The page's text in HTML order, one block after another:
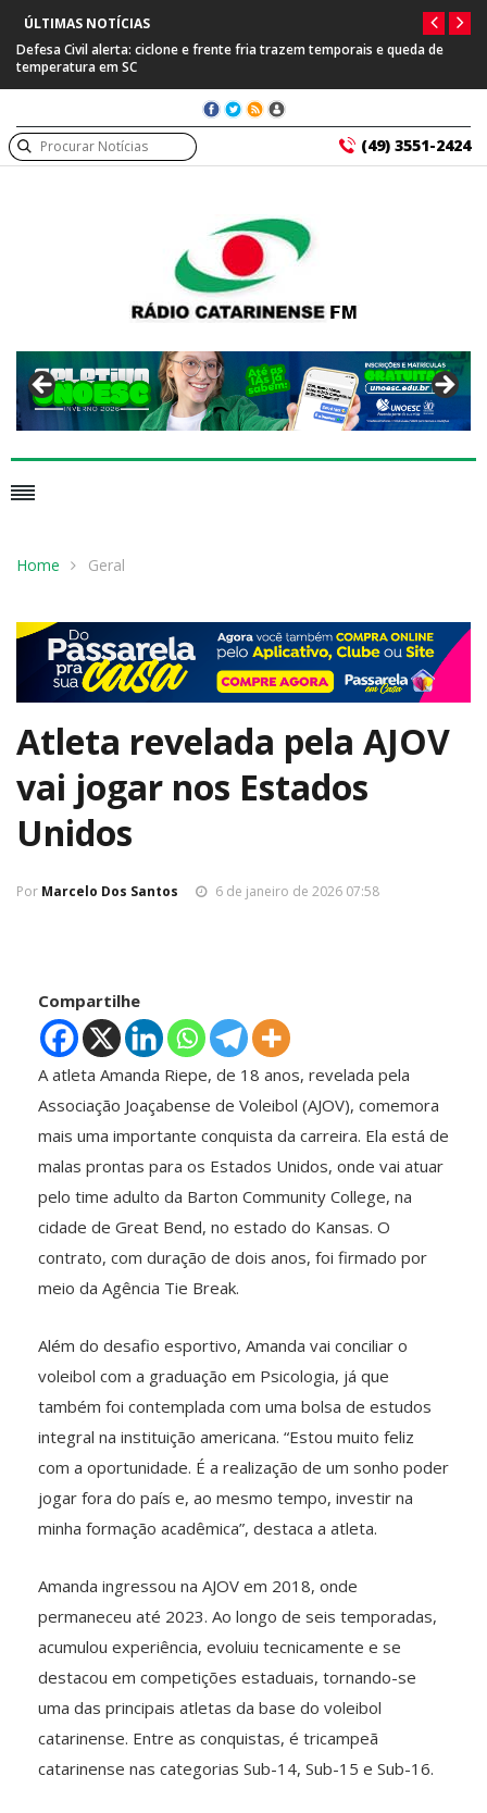
ÚLTIMAS NOTÍCIAS
Defesa Civil alerta: ciclone e frente fria trazem temporais e queda de
temperatura em SC
(49) 3551-2424
Home Geral
Atleta revelada pela AJOV
vai jogar nos Estados
Unidos
Por Marcelo Dos Santos 6 de janeiro de 2026 07:58
Compartilhe
A atleta Amanda Riepe, de 18 anos, revelada pela
Associação Joaçabense de Voleibol (AJOV), comemora
mais uma importante conquista da carreira. Ela está de
malas prontas para os Estados Unidos, onde vai atuar
pelo time adulto da Barton Community College, na
cidade de Great Bend, no estado do Kansas. O
contrato, com duração de dois anos, foi firmado por
meio da Agência Tie Break.
Além do desafio esportivo, Amanda vai conciliar o
voleibol com a graduação em Psicologia, já que
também foi contemplada com uma bolsa de estudos
integral na instituição americana. “Estou muito feliz
com a oportunidade. É a realização de um sonho poder
jogar fora do país e, ao mesmo tempo, investir na
minha formação acadêmica”, destaca a atleta.
Amanda ingressou na AJOV em 2018, onde
permaneceu até 2023. Ao longo de seis temporadas,
acumulou experiência, evoluiu tecnicamente e se
destacou em competições estaduais, tornando-se
uma das principais atletas da base do voleibol
catarinense. Entre as conquistas, é tricampeã
catarinense nas categorias Sub-14, Sub-15 e Sub-16.